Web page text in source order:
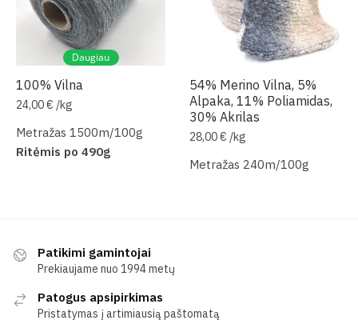
Daugiau
100% Vilna
24,00€ /kg
Metražas 1500m/100g
Ritėmis po 490g
54% Merino Vilna, 5%
Alpaka, 11% Poliamidas,
30% Akrilas
28,00€ /kg
Metražas 240m/100g
Patikimi gamintojai
Prekiaujame nuo 1994 metų
Patogus apsipirkimas
Pristatymas į artimiausią paštomatą